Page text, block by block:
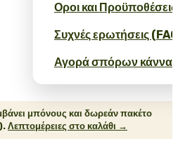
Οροι και Προϋποθέσεις
Συχνές ερωτήσεις
Αγορά σπόρων
μπόνους και δωρεάν πακέτο
Λεπτομέρειες στο καλάθι →